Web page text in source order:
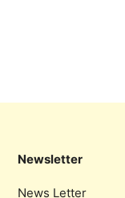
Newsletter
News Letter